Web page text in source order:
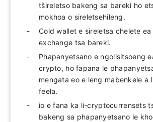
tšireletso bakeng sa bareki ho
mokhoa o sireletsehileng.
Cold wallet e sireletsa chelete
exchange tsa bareki.
Phapanyetsano e ngolisitsoeng
crypto, ho fapana le
mengata eo e leng mabenkele a
feela.
io e fana ka li-cryptocurrensets
bakeng sa phapanyetsano le